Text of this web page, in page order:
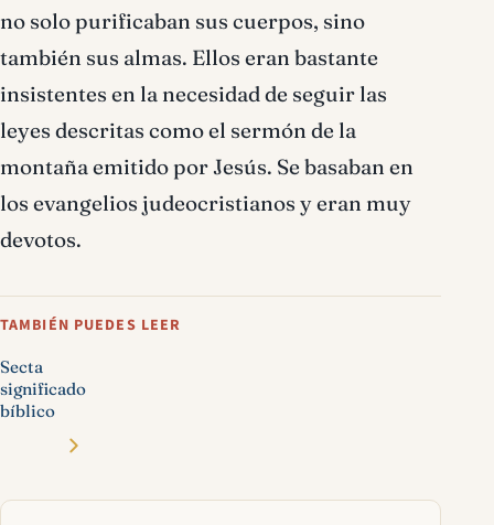
no solo purificaban sus cuerpos, sino
también sus almas. Ellos eran bastante
insistentes en la necesidad de seguir las
leyes descritas como el sermón de la
montaña emitido por Jesús. Se basaban en
los evangelios judeocristianos y eran muy
devotos.
TAMBIÉN PUEDES LEER
Secta
significado
bíblico